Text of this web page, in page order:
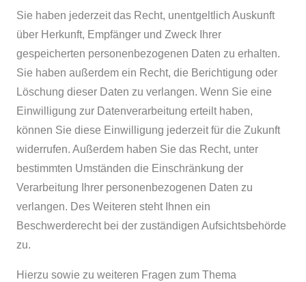
Sie haben jederzeit das Recht, unentgeltlich Auskunft
über Herkunft, Empfänger und Zweck Ihrer
gespeicherten personenbezogenen Daten zu erhalten.
Sie haben außerdem ein Recht, die Berichtigung oder
Löschung dieser Daten zu verlangen. Wenn Sie eine
Einwilligung zur Datenverarbeitung erteilt haben,
können Sie diese Einwilligung jederzeit für die Zukunft
widerrufen. Außerdem haben Sie das Recht, unter
bestimmten Umständen die Einschränkung der
Verarbeitung Ihrer personenbezogenen Daten zu
verlangen. Des Weiteren steht Ihnen ein
Beschwerderecht bei der zuständigen Aufsichtsbehörde
zu.
Hierzu sowie zu weiteren Fragen zum Thema